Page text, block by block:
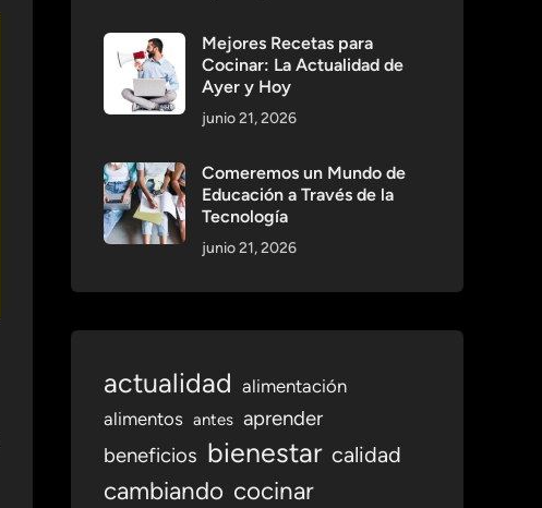
Mejores Recetas para
Cocinar: La Actualidad de
Ayer y Hoy
junio 21, 2026
Comeremos un Mundo de
Educación a Través de la
Tecnología
junio 21, 2026
actualidad alimentación
alimentos antes aprender
beneficios bienestar calidad
cambiando cocinar